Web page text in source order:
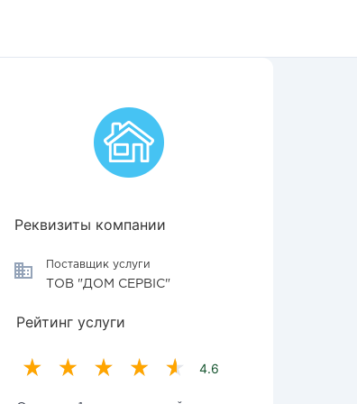
Реквизиты компании
Поставщик услуги
ТОВ "ДОМ СЕРВІС"
Рейтинг услуги
4.6